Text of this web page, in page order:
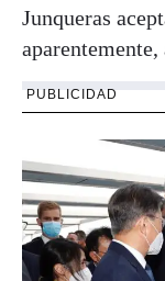
Junqueras
PUBLICIDAD